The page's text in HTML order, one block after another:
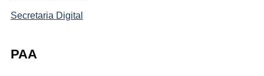
Secretaria Digital
PAA